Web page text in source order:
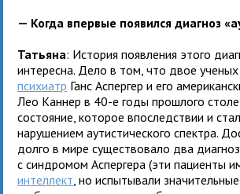
— Когда впервые появился диагноз
Татьяна: История появления этого
интересна. Дело в том, что двое ученых
психиатр Ганс Аспергер и его
Лео Каннер в 40-е годы прошлого
состояние, которое впоследствии и
нарушением аутистического спектра.
долго в мире существовало два
с синдромом Аспергера (эти пациенты
интеллект , но испытывали